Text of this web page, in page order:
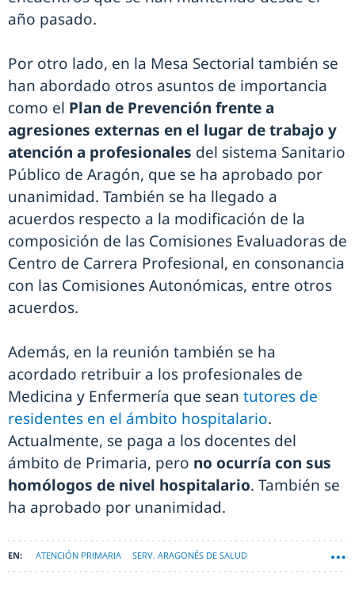
año pasado.
Por otro lado, en la Mesa Sectorial también se
han abordado otros asuntos de importancia
como el Plan de Prevención frente a
agresiones externas en el lugar de trabajo y
atención a profesionales del sistema Sanitario
Público de Aragón, que se ha aprobado por
unanimidad. También se ha llegado a
acuerdos respecto a la modificación de la
composición de las Comisiones Evaluadoras de
Centro de Carrera Profesional, en consonancia
con las Comisiones Autonómicas, entre otros
acuerdos.
Además, en la reunión también se ha
acordado retribuir a los profesionales de
Medicina y Enfermería que sean tutores de
residentes en el ámbito hospitalario.
Actualmente, se paga a los docentes del
ámbito de Primaria, pero no ocurría con sus
homólogos de nivel hospitalario. También se
ha aprobado por unanimidad.
ATENCIÓN PRIMARIA SERV. ARAGONÉS DE SALUD